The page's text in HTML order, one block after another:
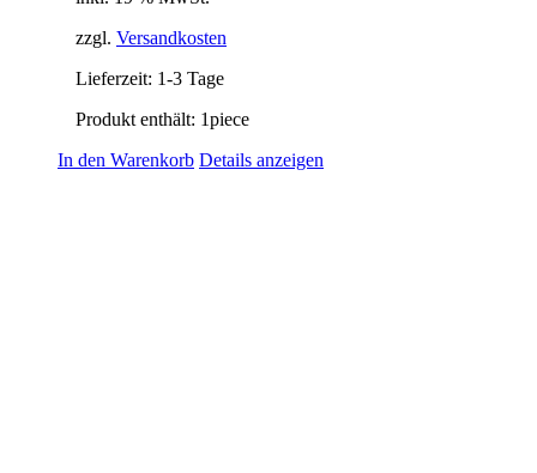
zzgl. Versandkosten
Lieferzeit: 1-3 Tage
Produkt enthält: 1piece
In den Warenkorb Details anzeigen